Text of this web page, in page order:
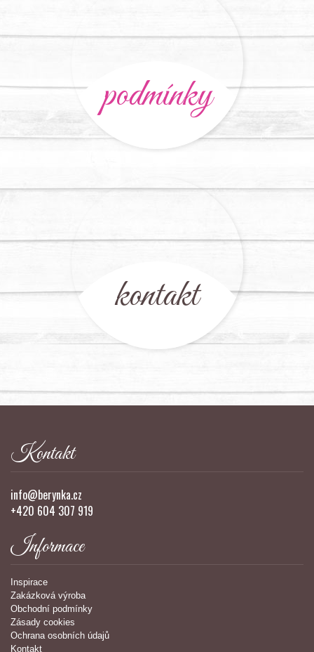
podmínky
kontakt
Kontakt
info@berynka.cz
+420 604 307 919
Informace
Inspirace
Zakázková výroba
Obchodní podmínky
Zásady cookies
Ochrana osobních údajů
Kontakt